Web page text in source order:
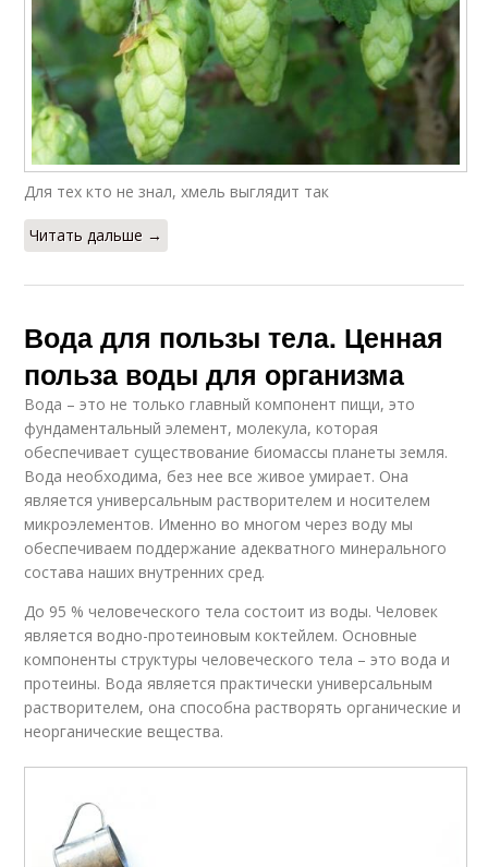
Для тех кто не знал, хмель выглядит так
Читать дальше →
Вода для пользы тела. Ценная
польза воды для организма
Вода – это не только главный компонент пищи, это
фундаментальный элемент, молекула, которая
обеспечивает существование биомассы планеты земля.
Вода необходима, без нее все живое умирает. Она
является универсальным растворителем и носителем
микроэлементов. Именно во многом через воду мы
обеспечиваем поддержание адекватного минерального
состава наших внутренних сред.
До 95 % человеческого тела состоит из воды. Человек
является водно-протеиновым коктейлем. Основные
компоненты структуры человеческого тела – это вода и
протеины. Вода является практически универсальным
растворителем, она способна растворять органические и
неорганические вещества.